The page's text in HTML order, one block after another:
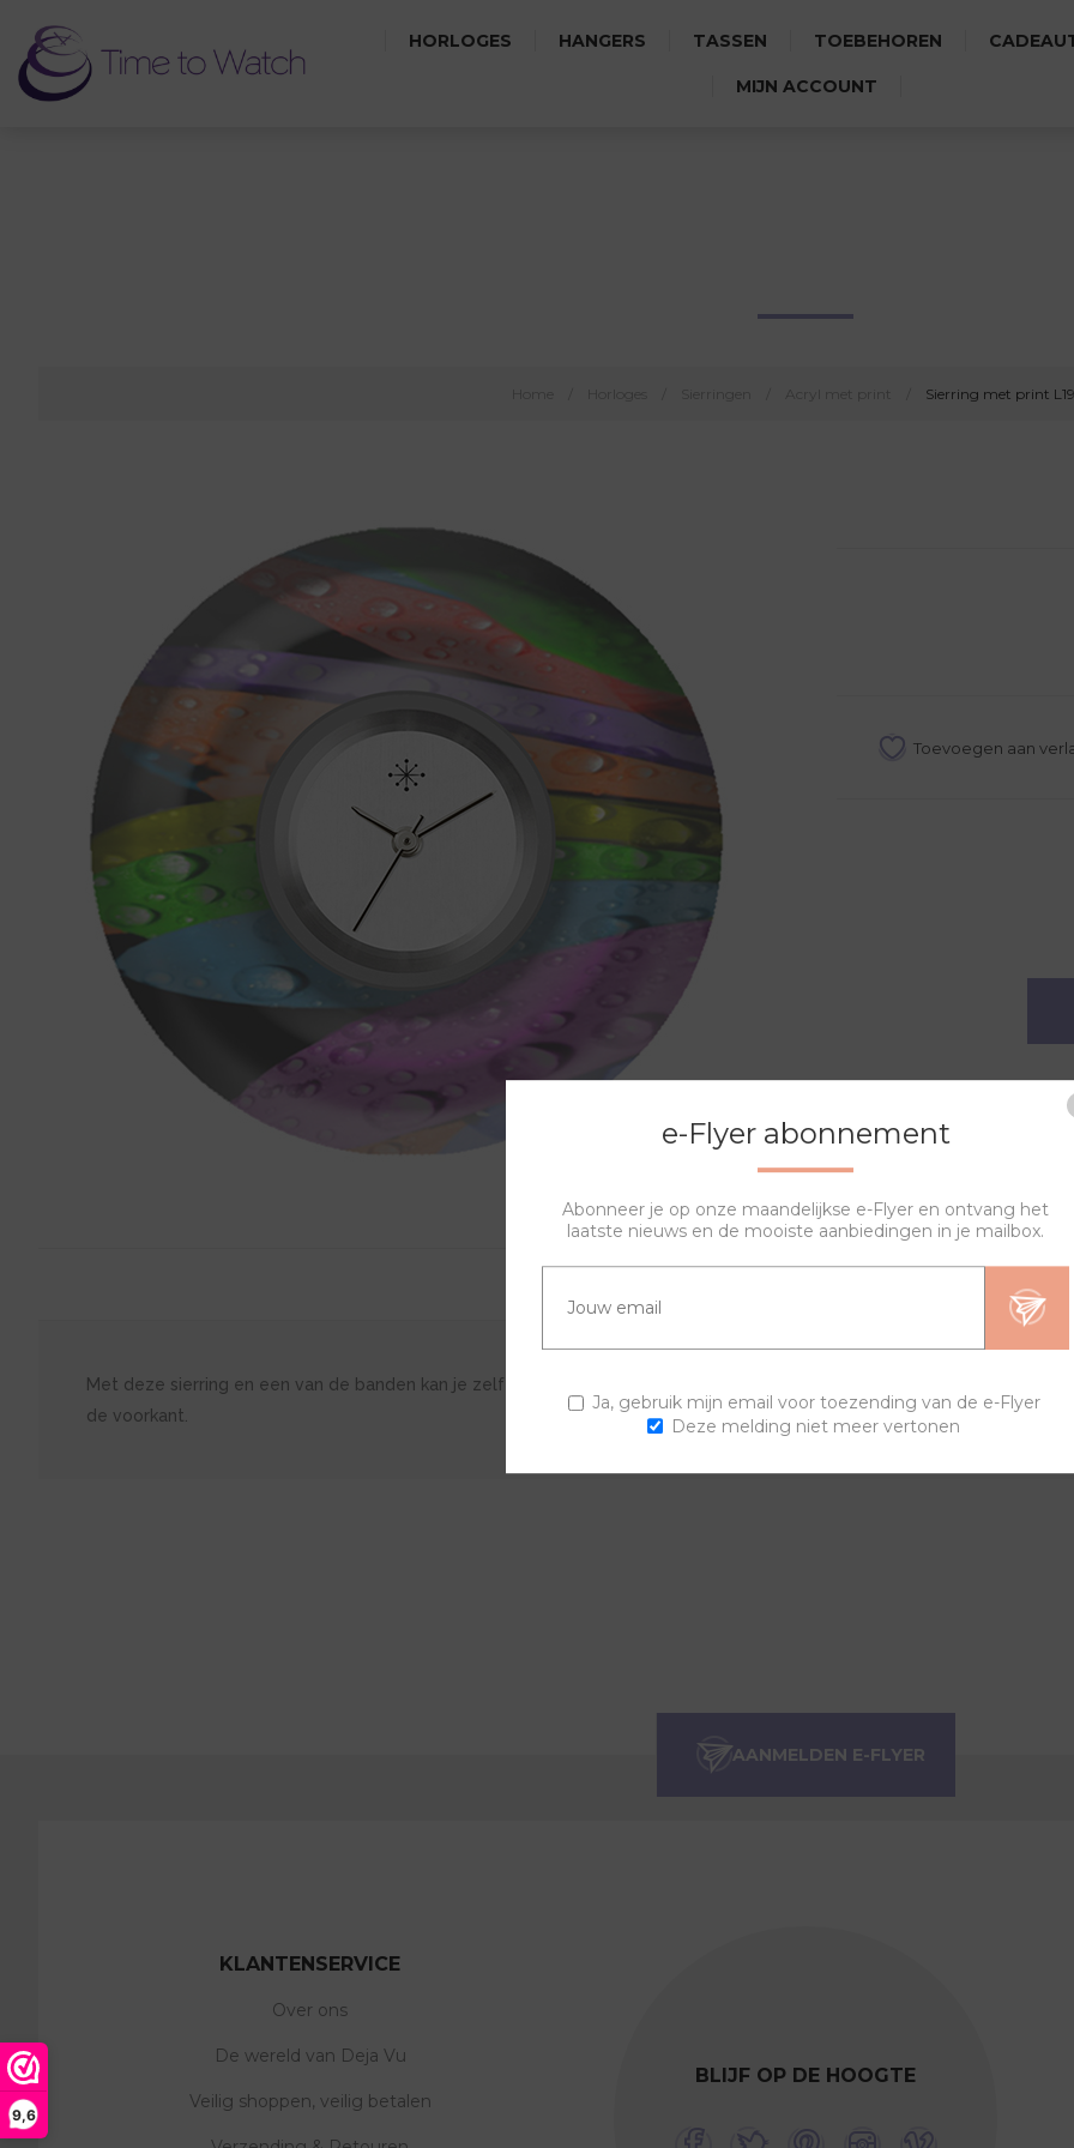
9,6
HORLOGES HANGERS TASSEN TOEBEHOREN
MIJN ACCOUNT
Sierring met print
VRAGEN?
Met deze sierring en een van de banden kan je zelf je eigen horloge samenstellen. De lyric sierring bestaat uit een
de voorkant.
BLIJF OP DE HOOGTE
KLANTENSERVICE
Over ons
De wereld van Deja Vu
Veilig shoppen, veilig betalen
e-Flyer abonnement
Abonneer je op onze maandelijkse e-Flyer en ontvang het
laatste nieuws en de mooiste aanbiedingen in je mailbox.
Ja, gebruik mijn email voor toezending van de e-Flyer
Deze melding niet meer vertonen